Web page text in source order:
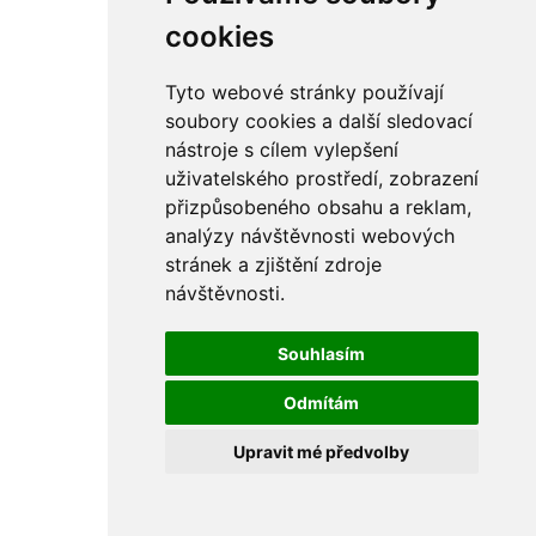
cookies
Tyto webové stránky používají
soubory cookies a další sledovací
nástroje s cílem vylepšení
uživatelského prostředí, zobrazení
přizpůsobeného obsahu a reklam,
analýzy návštěvnosti webových
stránek a zjištění zdroje
návštěvnosti.
Souhlasím
Odmítám
Upravit mé předvolby
řetězy
ostatní části
sekundární
sání
sedla
spojovací materiál
matice
podložky
pojistné kroužky
šrouby
výbava
výfuky a kolena
bowdeny a lanka
filtry
gufera